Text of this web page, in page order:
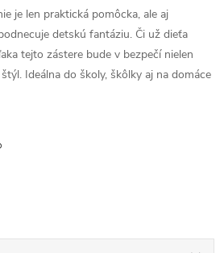
je len praktická pomôcka, ale aj
detskú fantáziu. Či už dieťa
tejto zástere bude v bezpečí nielen
Ideálna do školy, škôlky aj na domáce